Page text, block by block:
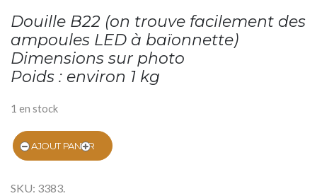
Douille B22 (on trouve facilement des
ampoules LED à baïonnette)
Dimensions sur photo
Poids : environ 1 kg
1 en stock
AJOUT PANIER
SKU: 3383.